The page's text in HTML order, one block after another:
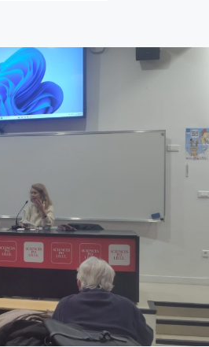
sans
Bescherelle,
du